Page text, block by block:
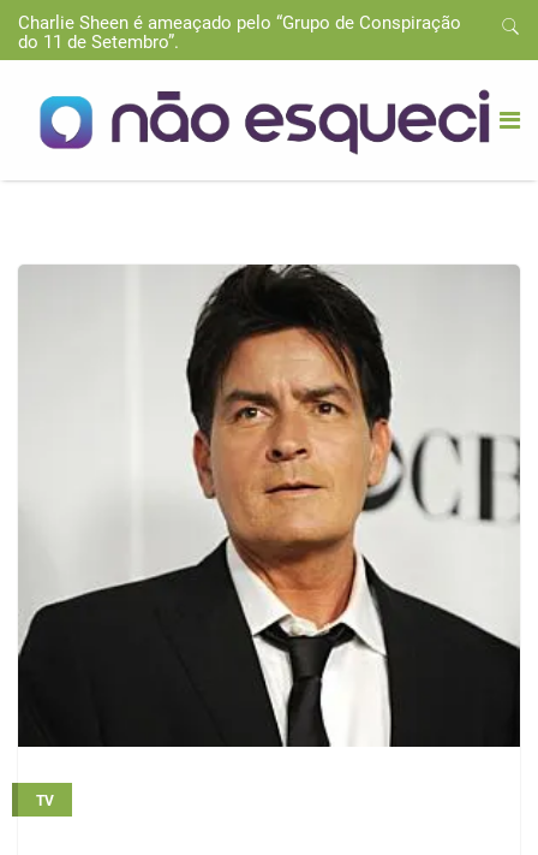
Charlie Sheen é ameaçado pelo “Grupo de Conspiração
do 11 de Setembro”.
TV